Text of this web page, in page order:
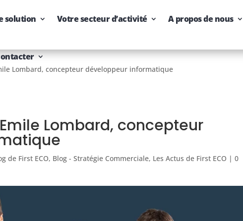
solution Votre secteur d’activité A propos de nous
Lombard, concepteur développeur informatique
Lombard, concepteur
de First ECO, Blog - Stratégie Commerciale, Les Actus de First ECO |0